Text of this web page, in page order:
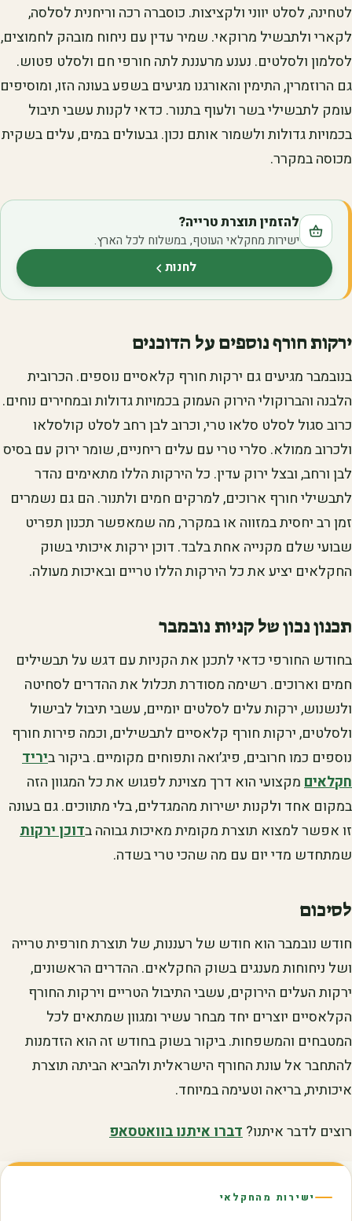
לטחינה, לסלט יווני ולקציצות. כוסברה רכה וריחנית לסלסה,
לקארי ולתבשיל מרוקאי. שמיר עדין עם ניחוח מובהק לחמוצים,
לסלמון ולסלטים. נענע מרעננת לתה חורפי חם ולסלט פטוש.
גם הרוזמרין, התימין והאורגנו מגיעים בשפע בעונה הזו, ומוסיפים
עומק לתבשילי בשר ולעוף בתנור. כדאי לקנות עשבי תיבול
בכמויות גדולות ולשמור אותם נכון. גבעולים במים, עלים בשקית
מכוסה במקרר.
להזמין תוצרת טרייה?
ישירות מחקלאי העוטף, במשלוח לכל הארץ.
לחנות(נפתח בלשונית חדשה)
ירקות חורף נוספים על הדוכנים
בנובמבר מגיעים גם ירקות חורף קלאסיים נוספים. הכרובית
הלבנה והברוקולי הירוק העמוק בכמויות גדולות ובמחירים נוחים.
כרוב סגול לסלט סלאו טרי, וכרוב לבן רחב לסלט קולסלאו
ולכרוב ממולא. סלרי טרי עם עלים ריחניים, שומר ירוק עם בסיס
לבן ורחב, ובצל ירוק עדין. כל הירקות הללו מתאימים נהדר
לתבשילי חורף ארוכים, למרקים חמים ולתנור. הם גם נשמרים
זמן רב יחסית במזווה או במקרר, מה שמאפשר תכנון תפריט
שבועי שלם מקנייה אחת בלבד. דוכן ירקות איכותי בשוק
החקלאים יציע את כל הירקות הללו טריים ובאיכות מעולה.
תכנון נכון של קניות נובמבר
בחודש החורפי כדאי לתכנן את הקניות עם דגש על תבשילים
חמים וארוכים. רשימה מסודרת תכלול את ההדרים לסחיטה
ולנשנוש, ירקות עלים לסלטים יומיים, עשבי תיבול לבישול
ולסלטים, ירקות חורף קלאסיים לתבשילים, וכמה פירות חורף
נוספים כמו חרובים, פיג׳ואה ותפוחים מקומיים. ביקור ביריד
חקלאיםמקצועי הוא דרך מצוינת לפגוש את כל המגוון הזה
במקום אחד ולקנות ישירות מהמגדלים, בלי מתווכים. גם בעונה
זו אפשר למצוא תוצרת מקומית מאיכות גבוהה בדוכן ירקות
שמתחדש מדי יום עם מה שהכי טרי בשדה.
לסיכום
חודש נובמבר הוא חודש של רעננות, של תוצרת חורפית טרייה
ושל ניחוחות מענגים בשוק החקלאים. ההדרים הראשונים,
ירקות העלים הירוקים, עשבי התיבול הטריים וירקות החורף
הקלאסיים יוצרים יחד מבחר עשיר ומגוון שמתאים לכל
המטבחים והמשפחות. ביקור בשוק בחודש זה הוא הזדמנות
להתחבר אל עונת החורף הישראלית ולהביא הביתה תוצרת
איכותית, בריאה וטעימה במיוחד.
רוצים לדבר איתנו?דברו איתנו בוואטסאפ
ישירות מהחקלאי